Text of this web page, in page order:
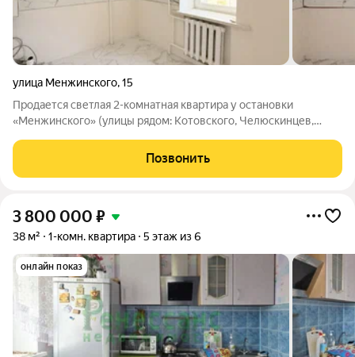
улица Менжинского,15
Продается светлая 2-комнатная квартира у остановки
«Менжинского» (улицы рядом: Котовского, Челюскинцев,
Предлагается к покупке просторная двухкомнатная квартира в
доме 1986 года постройки. Дом
Позвонить
3 800 000 ₽
38 м² 1-комн. квартира 5 этаж из 6
онлайн показ